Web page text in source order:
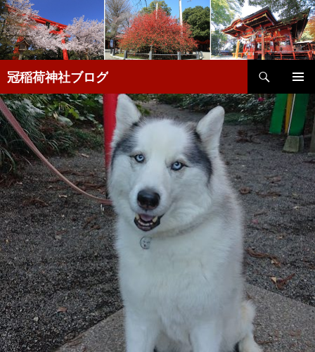
冠稲荷神社ブログ
索
メインメ
ニュー
ン
テ
ン
ツ
へ
移
動